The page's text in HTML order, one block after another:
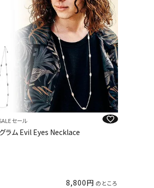
セール
ラム Evil Eyes Necklace
8,800 のところ